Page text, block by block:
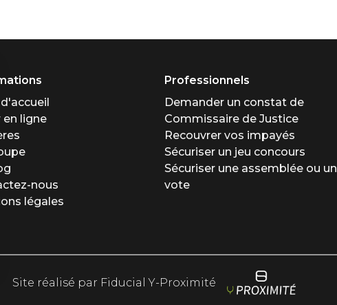
en ligne
nous
légales
Professionnels
Demander un constat de
Commissaire de Justice
Recouvrer vos impayés
Sécuriser un jeu concours
Sécuriser une assemblée ou un
vote
Site réalisé par Fiducial Y-Proximité